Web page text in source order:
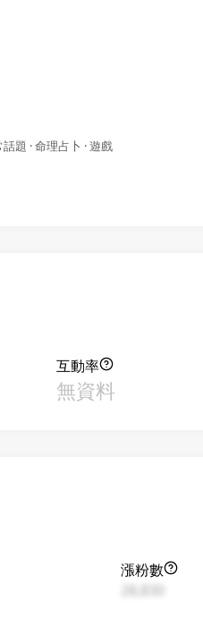
題 · 命理占卜 · 遊戲
互動率
無資料
漲粉數